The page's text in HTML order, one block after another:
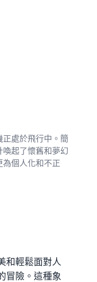
處於飛行中。簡
起了懷舊和夢幻
個人化和不正
和輕鬆面對人
冒險。這種象